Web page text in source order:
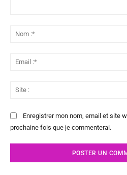
Enregistrer mon nom, email et site
prochaine fois que je commenterai.